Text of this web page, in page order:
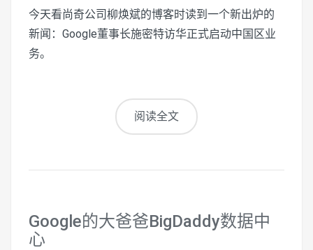
今天看尚奇公司柳焕斌的博客时读到一个新出炉的
新闻：Google董事长施密特访华正式启动中国区业
务。
阅读全文
Google的大爸爸BigDaddy数据中
心